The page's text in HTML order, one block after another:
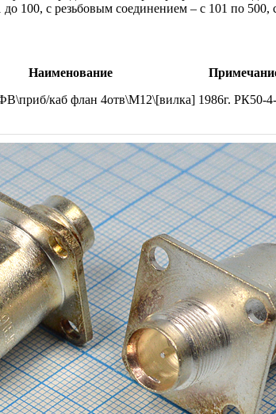
100, с резьбовым соединением – с 101 по
Наименование
каб флан 4отв\М12\[вилка] 1986г. РК50-